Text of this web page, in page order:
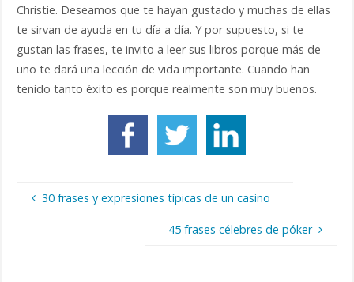
Christie. Deseamos que te hayan gustado y muchas de ellas
te sirvan de ayuda en tu día a día. Y por supuesto, si te
gustan las frases, te invito a leer sus libros porque más de
uno te dará una lección de vida importante. Cuando han
tenido tanto éxito es porque realmente son muy buenos.
30 frases y expresiones típicas de un casino
45 frases célebres de póker